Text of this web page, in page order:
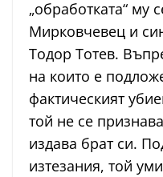
„обработката“ му
Мирковчевец и
Тодор Тотев.
на които е
фактическият
той не се
издава брат си.
изтезания, той